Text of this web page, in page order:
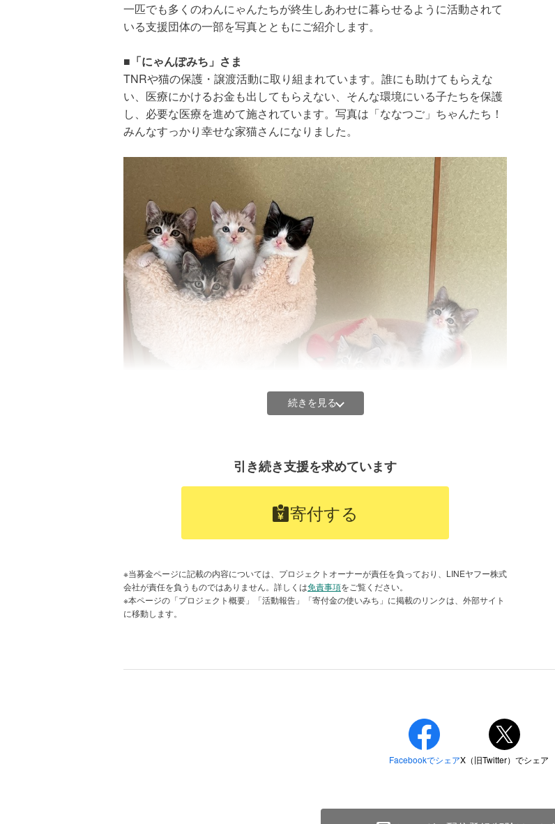
#猫の日
"#animalwelfare"
一匹でも多くのわんにゃんたちが終生しあわせに暮らせるように活動されて
いる支援団体の一部を写真とともにご紹介します。
■「にゃんぽみち」さま
TNRや猫の保護・譲渡活動に取り組まれています。誰にも助けてもらえな
い、医療にかけるお金も出してもらえない、そんな環境にいる子たちを保護
し、必要な医療を進めて施されています。写真は「ななつご」ちゃんたち！
みんなすっかり幸せな家猫さんになりました。
先天性の病気のある犬や老犬など譲渡が難しい犬たちを積極的に救助する活
動に取り組まれています。写真は仲良しの先輩犬と。
続きを見る
引き続き支援を求めています
寄付する
※当募金ページに記載の内容については、プロジェクトオーナーが責任を負っており、LINEヤフー株式
会社が責任を負うものではありません。詳しくは免責事項をご覧ください。
※本ページの「プロジェクト概要」「活動報告」「寄付金の使いみち」に掲載のリンクは、外部サイト
に移動します。